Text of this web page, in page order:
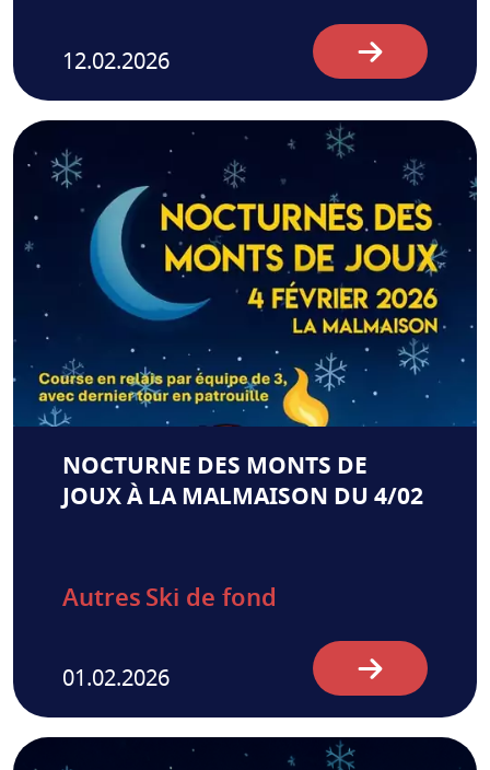
12.02.2026
NOCTURNE DES MONTS DE
JOUX À LA MALMAISON DU 4/02
Autres Ski de fond
01.02.2026